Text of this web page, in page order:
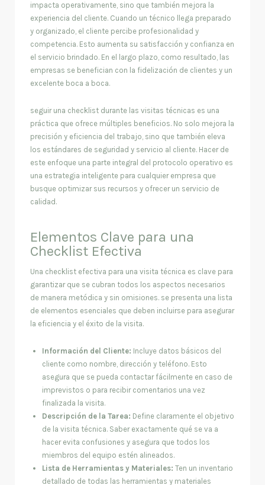
impacta operativamente, sino que también mejora la
experiencia del cliente. Cuando un técnico llega preparado
y organizado, el cliente percibe profesionalidad y
competencia. Esto aumenta su satisfacción y confianza en
el servicio brindado. En el largo plazo, como resultado, las
empresas se benefician con la fidelización de clientes y un
excelente boca a boca.
seguir una checklist durante las visitas técnicas es una
práctica que ofrece múltiples beneficios. No solo mejora la
precisión y eficiencia del trabajo, sino que también eleva
los estándares de seguridad y servicio al cliente. Hacer de
este enfoque una parte integral del protocolo operativo es
una estrategia inteligente para cualquier empresa que
busque optimizar sus recursos y ofrecer un servicio de
calidad.
Elementos Clave para una
Checklist Efectiva
Una checklist efectiva para una visita técnica es clave para
garantizar que se cubran todos los aspectos necesarios
de manera metódica y sin omisiones. se presenta una lista
de elementos esenciales que deben incluirse para asegurar
la eficiencia y el éxito de la visita.
Información del Cliente: Incluye datos básicos del
cliente como nombre, dirección y teléfono. Esto
asegura que se pueda contactar fácilmente en caso de
imprevistos o para recibir comentarios una vez
finalizada la visita.
Descripción de la Tarea: Define claramente el objetivo
de la visita técnica. Saber exactamente qué se va a
hacer evita confusiones y asegura que todos los
miembros del equipo estén alineados.
Lista de Herramientas y Materiales: Ten un inventario
detallado de todas las herramientas y materiales